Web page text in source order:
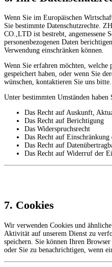
Wenn Sie im Europäischen
Sie bestimmte Datenschutzrechte.
CO.,LTD ist bestrebt, angemessene
personenbezogenen Daten
Verwendung einschränken können.
Wenn Sie erfahren möchten, welche
gespeichert haben, oder wenn Sie
wünschen, kontaktieren Sie uns bitte.
Unter bestimmten Umständen haben
Das Recht auf Auskunft,
Das Recht auf Berichtigung
Das Widerspruchsrecht
Das Recht auf Einschränkung
Das Recht auf
Das Recht auf Widerruf der
7. Cookies
Wir verwenden Cookies und
Aktivität auf unserem Dienst zu
speichern. Sie können Ihren
oder Sie zu benachrichtigen, wenn